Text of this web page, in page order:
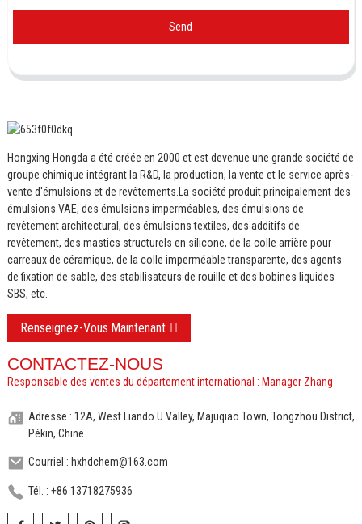
Send
Hongxing Hongda a été créée en 2000 et est devenue une grande société de
groupe chimique intégrant la R&D, la production, la vente et le service après-
vente d'émulsions et de revêtements.
La société produit principalement des
émulsions VAE, des émulsions imperméables, des émulsions de
revêtement architectural, des émulsions textiles, des additifs de
revêtement, des mastics structurels en silicone, de la colle arrière pour
carreaux de céramique, de la colle imperméable transparente, des agents
de fixation de sable, des stabilisateurs de rouille et des bobines liquides
SBS, etc.
Renseignez-Vous Maintenant
CONTACTEZ-NOUS
Responsable des ventes du département international : Manager Zhang
Adresse : 12A, West Liando U Valley, Majuqiao Town, Tongzhou District,
Pékin, Chine.
Courriel : hxhdchem@163.com
Tél. : +86 13718275936